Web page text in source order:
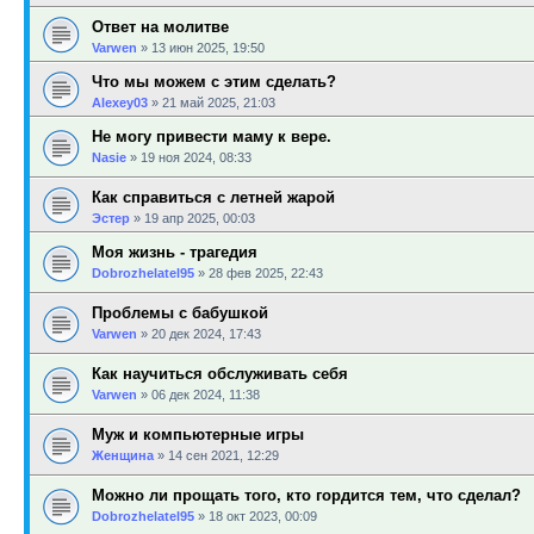
Ответ на молитве
Varwen » 13 июн 2025, 19:50
Что мы можем с этим сделать?
Alexey03 » 21 май 2025, 21:03
Не могу привести маму к вере.
Nasie » 19 ноя 2024, 08:33
Как справиться с летней жарой
Эстер » 19 апр 2025, 00:03
Моя жизнь - трагедия
Dobrozhelatel95 » 28 фев 2025, 22:43
Проблемы с бабушкой
Varwen » 20 дек 2024, 17:43
Как научиться обслуживать себя
Varwen » 06 дек 2024, 11:38
Муж и компьютерные игры
Женщина » 14 сен 2021, 12:29
Можно ли прощать того, кто гордится тем, что сделал?
Dobrozhelatel95 » 18 окт 2023, 00:09